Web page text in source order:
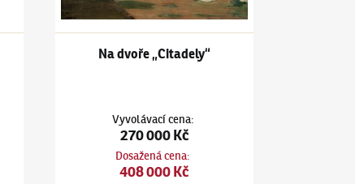
Na dvoře „Citadely“
Vyvolávací cena:
270 000 Kč
Dosažená cena:
408 000 Kč